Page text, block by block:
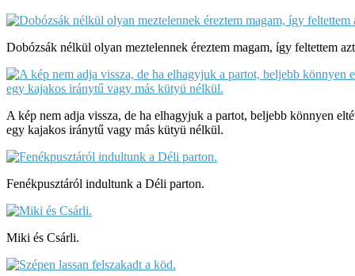
Dobózsák nélkül olyan meztelennek éreztem magam, így feltettem
A kép nem adja vissza, de ha elhagyjuk a partot, beljebb könnyen
egy kajakos iránytű vagy más kütyü nélkül.
Fenékpusztáról indultunk a Déli parton.
Miki és Csárli.